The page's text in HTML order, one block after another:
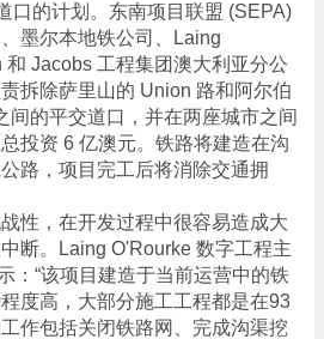
口的计划。东南项目联盟 (SEPA)
墨尔本地铁公司、
Laing
和 Jacobs 工程集团澳大利亚分公
拆除萨里山的 Union 路和阿尔伯
间的平交道口，并在两座城市之间
投资 6 亿澳元。铁路将建造在沟
路，项目完工后将消除交通拥
性，在开发过程中很容易造成大
断。
Laing O'Rourke 数字工程主
： “该项目建造于当前运营中的铁
度高，大部分施工工程都是在93
作包括关闭铁路网、完成沟渠挖